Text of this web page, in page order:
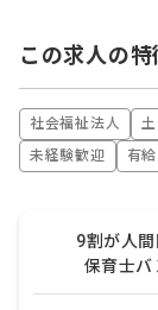
この求人の特
社会福祉法人
未経験歓迎
有給
9割が人
保育士バ